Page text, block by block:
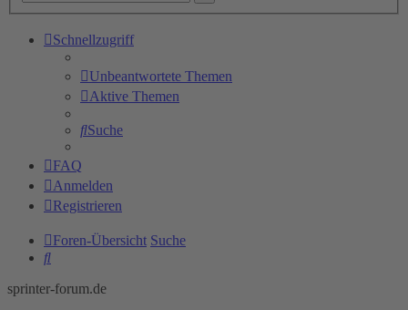
Schnellzugriff
Unbeantwortete Themen
Aktive Themen
Suche
FAQ
Anmelden
Registrieren
Foren-Übersicht Suche
Suche
sprinter-forum.de